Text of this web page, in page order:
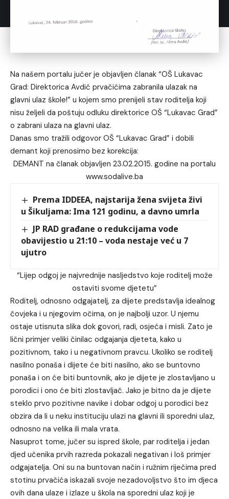
Na našem portalu jučer je objavljen članak “OŠ Lukavac
Grad: Direktorica Avdić prvačićima zabranila ulazak na
glavni ulaz škole!” u kojem smo prenijeli stav roditelja koji
nisu željeli da poštuju odluku direktorice OŠ “Lukavac Grad”
o zabrani ulaza na glavni ulaz.
Danas smo tražili odgovor OŠ “Lukavac Grad” i dobili
demant koji prenosimo bez korekcija:
DEMANT na članak objavljen 23.02.2015. godine na portalu
www.sodalive.ba
Prema IDDEEA, najstarija žena svijeta živi
u Šikuljama: Ima 121 godinu, a davno umrla
JP RAD građane o redukcijama vode
obavijestio u 21:10 – voda nestaje već u 7
ujutro
“Lijep odgoj je najvrednije nasljedstvo koje roditelj može
ostaviti svome djetetu”
Roditelj, odnosno odgajatelj, za dijete predstavlja idealnog
čovjeka i u njegovim očima, on je najbolji uzor. U njemu
ostaje utisnuta slika dok govori, radi, osjeća i misli. Zato je
lični primjer veliki činilac odgajanja djeteta, kako u
pozitivnom, tako i u negativnom pravcu. Ukoliko se roditelj
nasilno ponaša i dijete će biti nasilno, ako se buntovno
ponaša i on će biti buntovnik, ako je dijete je zlostavljano u
porodici i ono će biti zlostavljač. Jako je bitno da je dijete
steklo prvo pozitivne navike i dobar odgoj u porodici bez
obzira da li u neku instituciju ulazi na glavni ili sporedni ulaz,
odnosno na velika ili mala vrata.
Nasuprot tome, jučer su ispred škole, par roditelja i jedan
djed učenika prvih razreda pokazali negativan i loš primjer
odgajatelja. Oni su na buntovan način i ružnim riječima pred
stotinu prvačića iskazali svoje nezadovoljstvo što im djeca
ovih dana ulaze i izlaze u škola na sporedni ulaz koji je